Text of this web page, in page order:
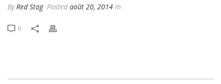
ByRed Stag Posted août 20, 2014 In
0